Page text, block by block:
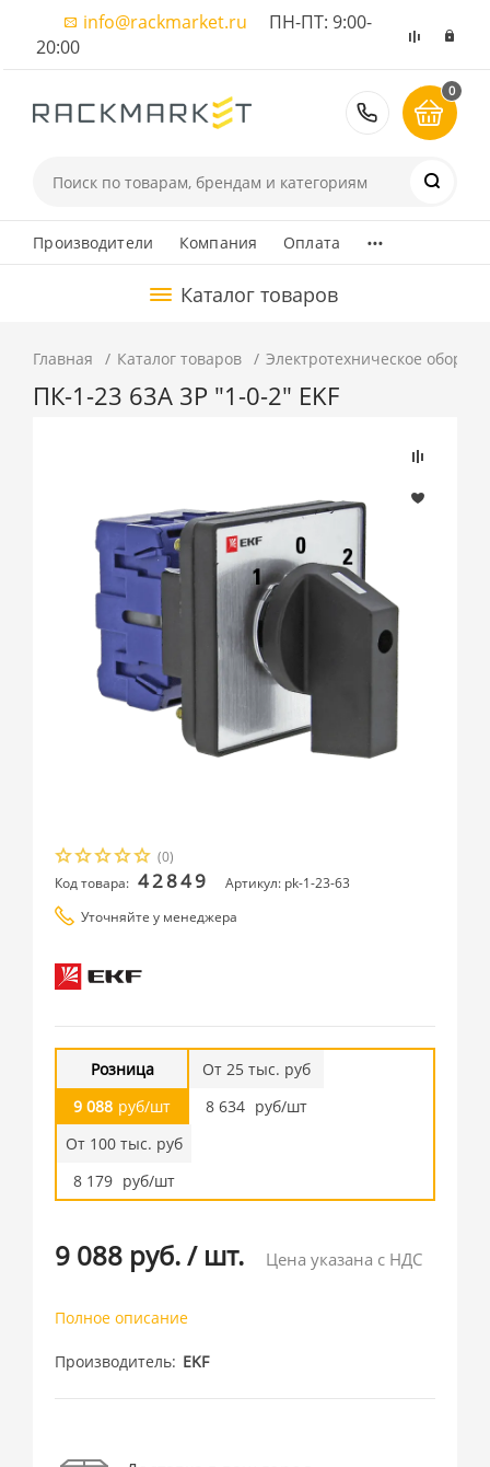
info@rackmarket.ru ПН-ПТ: 9:00-
20:00
8 (495)
0
Производители Компания Оплата ...
Каталог товаров
Главная Каталог товаров Электротехническое
ПК-1-23 63А 3P "1-0-2" EKF
(0)
Код товара: 42849
Артикул: pk-1-23-63
Уточняйте у менеджера
Розница
9 088 руб/шт
От 25 тыс. руб
8 634 руб/шт
От 100 тыс. руб
8 179 руб/шт
9 088 руб./ шт. Цена указана с НДС
Полное описание
Производитель EKF